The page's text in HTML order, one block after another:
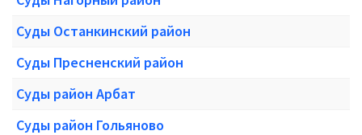
Суды Останкинский район
Суды Пресненский район
Суды район Арбат
Суды район Гольяново